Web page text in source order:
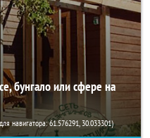
бунгало или сфере на
навигатора: 61.576291, 30.033301)